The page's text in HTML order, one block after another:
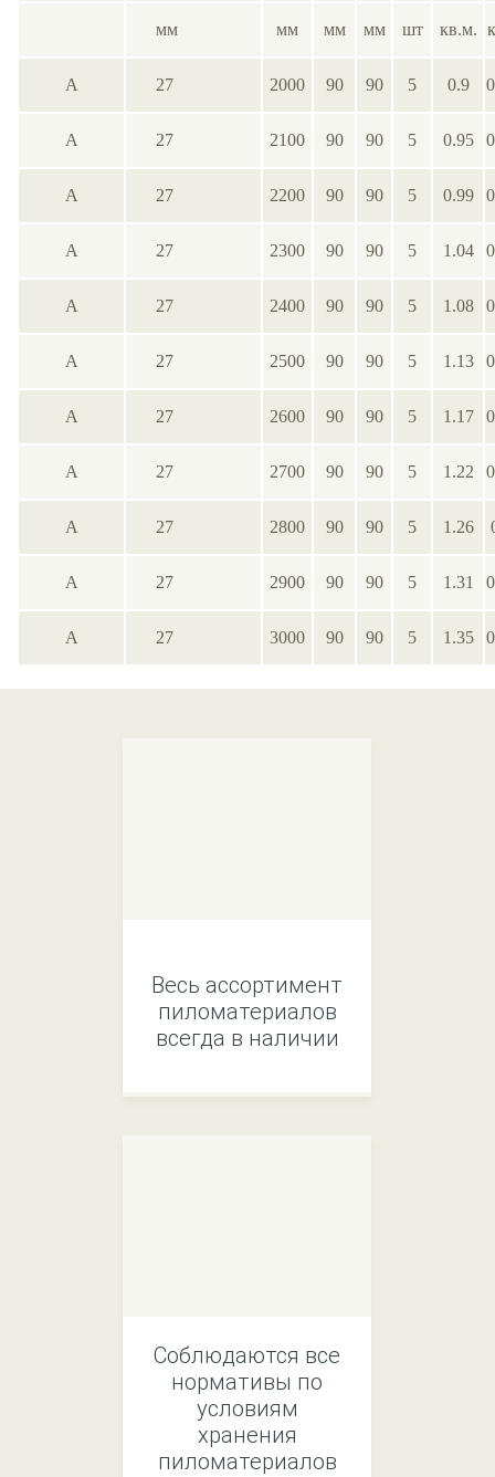
мм мм мм мм шт кв.м.
А 27 2000 90 90 5 0.9
А 27 2100 90 90 5 0.95
А 27 2200 90 90 5 0.99
А 27 2300 90 90 5 1.04
А 27 2400 90 90 5 1.08
А 27 2500 90 90 5 1.13
А 27 2600 90 90 5 1.17
А 27 2700 90 90 5 1.22
А 27 2800 90 90 5 1.26
А 27 2900 90 90 5 1.31
А 27 3000 90 90 5 1.35
Весь ассортимент
пиломатериалов
всегда в наличии
Соблюдаются все
нормативы по
условиям
хранения
пиломатериалов